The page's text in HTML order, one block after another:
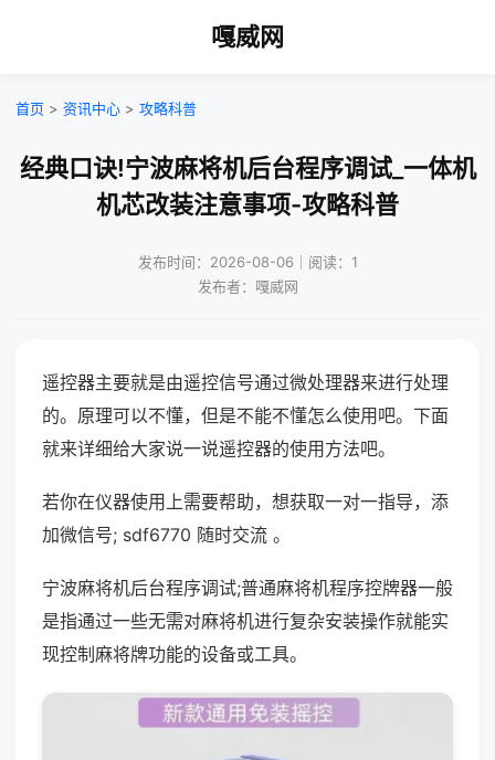
嘎威网
首页 > 资讯中心 > 攻略科普
经典口诀!宁波麻将机后台程序调试_一体机
机芯改装注意事项-攻略科普
发布时间：2026-08-06｜阅读：1
发布者：嘎威网
遥控器主要就是由遥控信号通过微处理器来进行处理
的。原理可以不懂，但是不能不懂怎么使用吧。下面
就来详细给大家说一说遥控器的使用方法吧。
若你在仪器使用上需要帮助，想获取一对一指导，添
加微信号; sdf6770 随时交流 。
宁波麻将机后台程序调试;普通麻将机程序控牌器一般
是指通过一些无需对麻将机进行复杂安装操作就能实
现控制麻将牌功能的设备或工具。